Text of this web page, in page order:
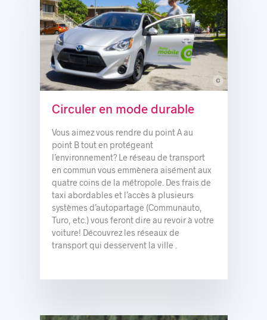
c
Circuler en mode durable
Vous aimez vous rendre du point A au
point B tout en protégeant
l’environnement? Le réseau de transport
en commun vous emmènera aisément aux
quatre coins de la métropole. Des frais de
taxi abordables et l’accès à plusieurs
systèmes d’autopartage (Communauto,
Turo, etc.) vous feront dire au revoir à votre
voiture! Découvrez les réseaux de
transport qui desservent la ville .